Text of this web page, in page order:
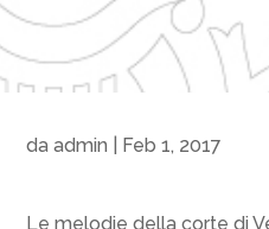
daadmin Feb 1, 2017
Le melodie della corte di